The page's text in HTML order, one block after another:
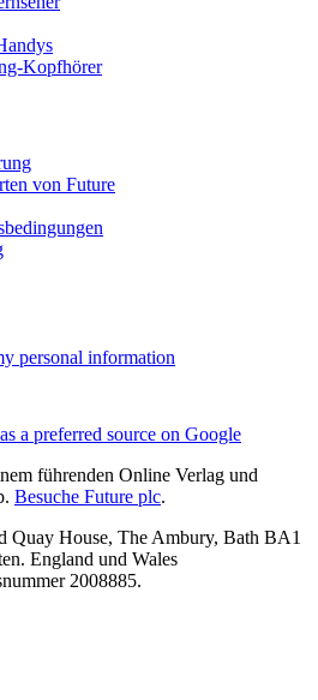
Kopfhörer
von Future
personal information
a preferred source on Google
führenden Online Verlag und
Besuche Future plc.
Quay House, The Ambury, Bath BA1
England und Wales
2008885.